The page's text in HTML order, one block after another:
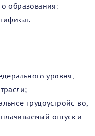
образования;
уровня,
трудоустройство,
отпуск и